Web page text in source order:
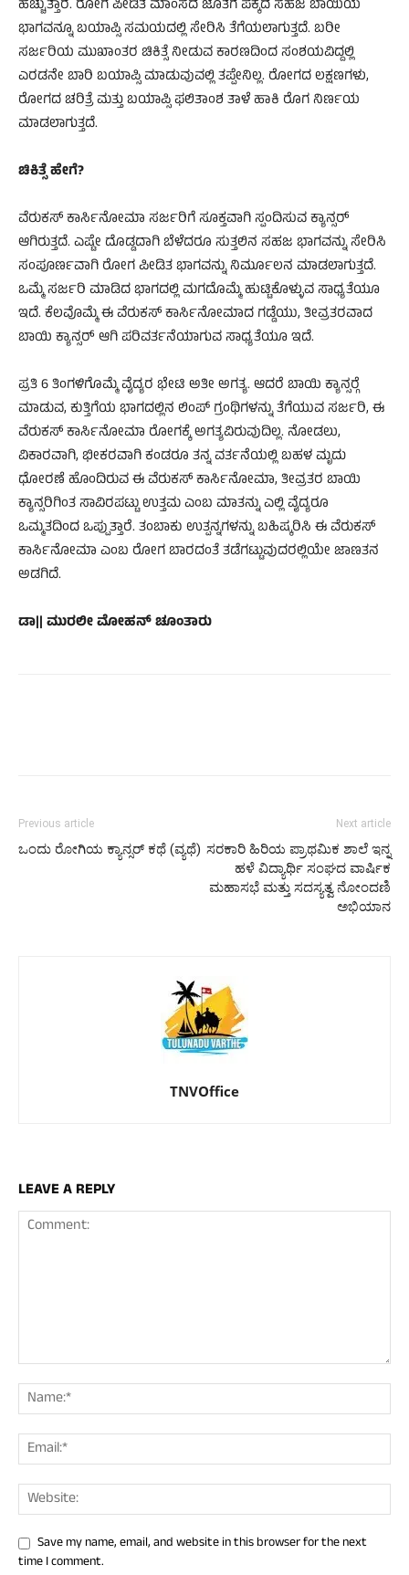
ಹಚ್ಚುತ್ತಾರೆ. ರೋಗ ಪೀಡಿತ ಮಾಂಸದ ಜೊತೆಗೆ ಪಕ್ಕದ ಸಹಜ ಬಾಯಿಯ
ಭಾಗವನ್ನೂ ಬಯಾಪ್ಸಿ ಸಮಯದಲ್ಲಿ ಸೇರಿಸಿ ತೆಗೆಯಲಾಗುತ್ತದೆ. ಬರೀ
ಸರ್ಜರಿಯ ಮುಖಾಂತರ ಚಿಕಿತ್ಸೆ ನೀಡುವ ಕಾರಣದಿಂದ ಸಂಶಯವಿದ್ದಲ್ಲಿ
ಎರಡನೇ ಬಾರಿ ಬಯಾಪ್ಸಿ ಮಾಡುವುವಲ್ಲಿ ತಪ್ಪೇನಿಲ್ಲ. ರೋಗದ ಲಕ್ಷಣಗಳು,
ರೋಗದ ಚರಿತ್ರೆ ಮತ್ತು ಬಯಾಪ್ಸಿ ಫಲಿತಾಂಶ ತಾಳೆ ಹಾಕಿ ರೊಗ ನಿರ್ಣಯ
ಮಾಡಲಾಗುತ್ತದೆ.
ಚಿಕಿತ್ಸೆ ಹೇಗೆ?
ವೆರುಕಸ್ ಕಾರ್ಸಿನೋಮಾ ಸರ್ಜರಿಗೆ ಸೂಕ್ತವಾಗಿ ಸ್ಪಂದಿಸುವ ಕ್ಯಾನ್ಸರ್
ಆಗಿರುತ್ತದೆ. ಎಷ್ಟೇ ದೊಡ್ಡದಾಗಿ ಬೆಳೆದರೂ ಸುತ್ತಲಿನ ಸಹಜ ಭಾಗವನ್ನು ಸೇರಿಸಿ
ಸಂಪೂರ್ಣವಾಗಿ ರೋಗ ಪೀಡಿತ ಭಾಗವನ್ನು ನಿರ್ಮೂಲನ ಮಾಡಲಾಗುತ್ತದೆ.
ಒಮ್ಮೆ ಸರ್ಜರಿ ಮಾಡಿದ ಭಾಗದಲ್ಲಿ ಮಗದೊಮ್ಮೆ ಹುಟ್ಟಿಕೊಳ್ಳುವ ಸಾಧ್ಯತೆಯೂ
ಇದೆ. ಕೆಲವೊಮ್ಮೆ ಈ ವೆರುಕಸ್ ಕಾರ್ಸಿನೋಮಾದ ಗಡ್ಡೆಯು, ತೀವ್ರತರವಾದ
ಬಾಯಿ ಕ್ಯಾನ್ಸರ್ ಆಗಿ ಪರಿವರ್ತನೆಯಾಗುವ ಸಾಧ್ಯತೆಯೂ ಇದೆ.
ಪ್ರತಿ 6 ತಿಂಗಳಿಗೊಮ್ಮೆ ವೈದ್ಯರ ಭೇಟಿ ಅತೀ ಅಗತ್ಯ. ಆದರೆ ಬಾಯಿ ಕ್ಯಾನ್ಸರ್‍ಗೆ
ಮಾಡುವ, ಕುತ್ತಿಗೆಯ ಭಾಗದಲ್ಲಿನ ಲಿಂಪ್ ಗ್ರಂಥಿಗಳನ್ನು ತೆಗೆಯುವ ಸರ್ಜರಿ, ಈ
ವೆರುಕಸ್ ಕಾರ್ಸಿನೋಮಾ ರೋಗಕ್ಕೆ ಅಗತ್ಯವಿರುವುದಿಲ್ಲ. ನೋಡಲು,
ವಿಕಾರವಾಗಿ, ಭೀಕರವಾಗಿ ಕಂಡರೂ ತನ್ನ ವರ್ತನೆಯಲ್ಲಿ ಬಹಳ ಮೃದು
ಧೋರಣೆ ಹೊಂದಿರುವ ಈ ವೆರುಕಸ್ ಕಾರ್ಸಿನೋಮಾ, ತೀವ್ರತರ ಬಾಯಿ
ಕ್ಯಾನ್ಸರಿಗಿಂತ ಸಾವಿರಪಟ್ಟು ಉತ್ತಮ ಎಂಬ ಮಾತನ್ನು ಎಲ್ಲಿ ವೈದ್ಯರೂ
ಒಮ್ಮತದಿಂದ ಒಪ್ಪುತ್ತಾರೆ. ತಂಬಾಕು ಉತ್ಪನ್ನಗಳನ್ನು ಬಹಿಷ್ಕರಿಸಿ ಈ ವೆರುಕಸ್
ಕಾರ್ಸಿನೋಮಾ ಎಂಬ ರೋಗ ಬಾರದಂತೆ ತಡೆಗಟ್ಟುವುದರಲ್ಲಿಯೇ ಜಾಣತನ
ಅಡಗಿದೆ.
ಡಾ|| ಮುರಲೀ ಮೋಹನ್ ಚೂಂತಾರು
Previous article
ಒಂದು ರೋಗಿಯ ಕ್ಯಾನ್ಸರ್ ಕಥೆ (ವ್ಯಥೆ)
Next article
ಸರಕಾರಿ ಹಿರಿಯ ಪ್ರಾಥಮಿಕ ಶಾಲೆ ಇನ್ನ
ಹಳೆ ವಿದ್ಯಾರ್ಥಿ ಸಂಘದ ವಾರ್ಷಿಕ
ಮಹಾಸಭೆ ಮತ್ತು ಸದಸ್ಯತ್ವ ನೋಂದಣಿ
ಅಭಿಯಾನ
TNVOffice
LEAVE A REPLY
Save my name, email, and website in this browser for the next
time I comment.